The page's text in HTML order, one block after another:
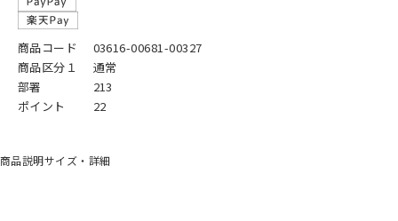
商品コード
03616-00681-00327
商品区分１
通常
部署
213
ポイント
22
商品説明サイズ・詳細